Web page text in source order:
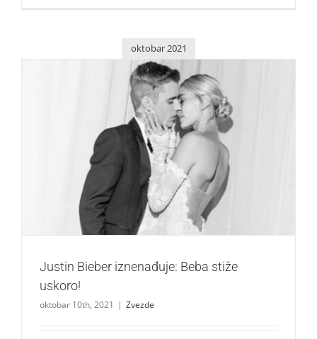
oktobar 2021
Justin Bieber iznenađuje: Beba stiže uskoro!
Zvezde
Justin Bieber iznenađuje: Beba stiže
uskoro!
oktobar 10th, 2021 | Zvezde